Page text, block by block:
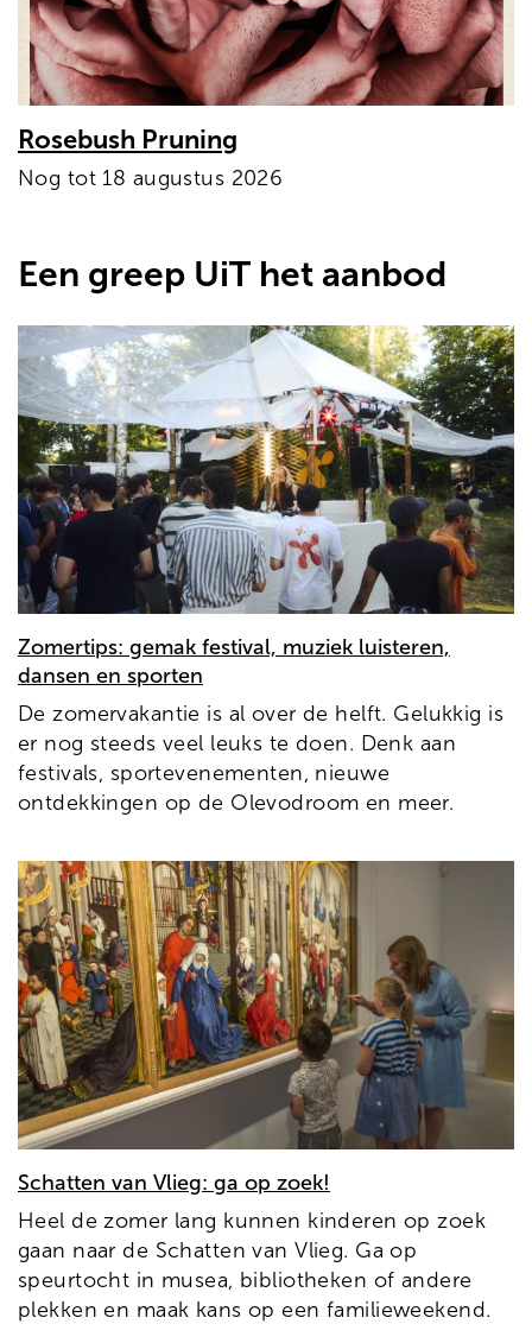
Rosebush Pruning
Nog tot 18 augustus 2026
Een greep UiT het aanbod
Zomertips: gemak festival, muziek luisteren,
dansen en sporten
De zomervakantie is al over de helft. Gelukkig is
er nog steeds veel leuks te doen. Denk aan
festivals, sportevenementen, nieuwe
ontdekkingen op de Olevodroom en meer.
Schatten van Vlieg: ga op zoek!
Heel de zomer lang kunnen kinderen op zoek
gaan naar de Schatten van Vlieg. Ga op
speurtocht in musea, bibliotheken of andere
plekken en maak kans op een familieweekend.